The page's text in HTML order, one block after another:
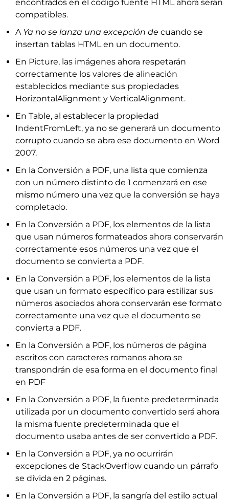
encontrados en el código fuente HTML ahora serán
compatibles.
A Ya no se lanza una excepción de cuando se
insertan tablas HTML en un documento.
En Picture, las imágenes ahora respetarán
correctamente los valores de alineación
establecidos mediante sus propiedades
HorizontalAlignment y VerticalAlignment.
En Table, al establecer la propiedad
IndentFromLeft, ya no se generará un documento
corrupto cuando se abra ese documento en Word
2007.
En la Conversión a PDF, una lista que comienza
con un número distinto de 1 comenzará en ese
mismo número una vez que la conversión se haya
completado.
En la Conversión a PDF, los elementos de la lista
que usan números formateados ahora conservarán
correctamente esos números una vez que el
documento se convierta a PDF.
En la Conversión a PDF, los elementos de la lista
que usan un formato específico para estilizar sus
números asociados ahora conservarán ese formato
correctamente una vez que el documento se
convierta a PDF.
En la Conversión a PDF, los números de página
escritos con caracteres romanos ahora se
transpondrán de esa forma en el documento final
en PDF
En la Conversión a PDF, la fuente predeterminada
utilizada por un documento convertido será ahora
la misma fuente predeterminada que el
documento usaba antes de ser convertido a PDF.
En la Conversión a PDF, ya no ocurrirán
excepciones de StackOverflow cuando un párrafo
se divida en 2 páginas.
En la Conversión a PDF, la sangría del estilo actual